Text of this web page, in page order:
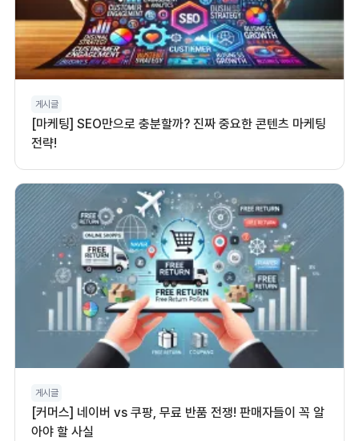
게시글
[마케팅] SEO만으로 충분할까? 진짜 중요한 콘텐츠 마케팅
전략!
게시글
[커머스] 네이버 vs 쿠팡, 무료 반품 전쟁! 판매자들이 꼭 알
아야 할 사실